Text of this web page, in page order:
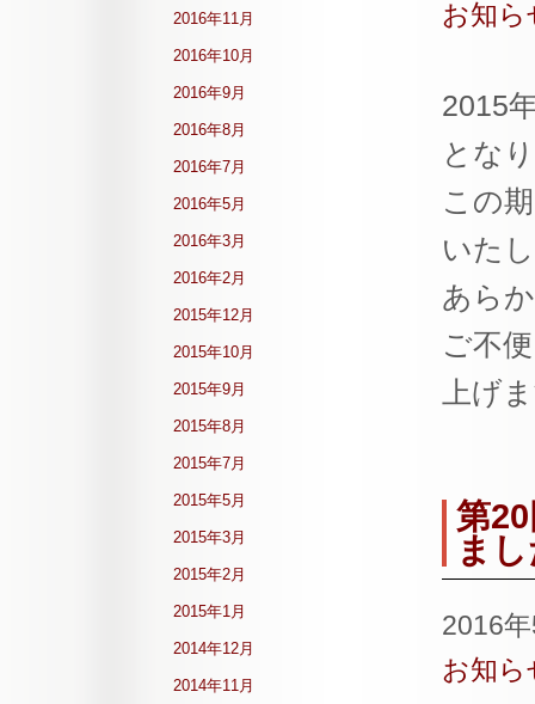
お知ら
2015
とな
この
いた
あら
ご不
上げ
第
ま
2016
お知ら
2016年11月
2016年10月
2016年9月
2016年8月
2016年7月
2016年5月
2016年3月
2016年2月
2015年12月
2015年10月
2015年9月
2015年8月
2015年7月
2015年5月
2015年3月
2015年2月
2015年1月
2014年12月
2014年11月